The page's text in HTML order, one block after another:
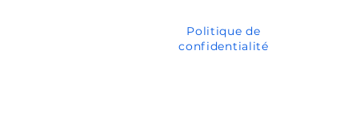
Politique de
confidentialité